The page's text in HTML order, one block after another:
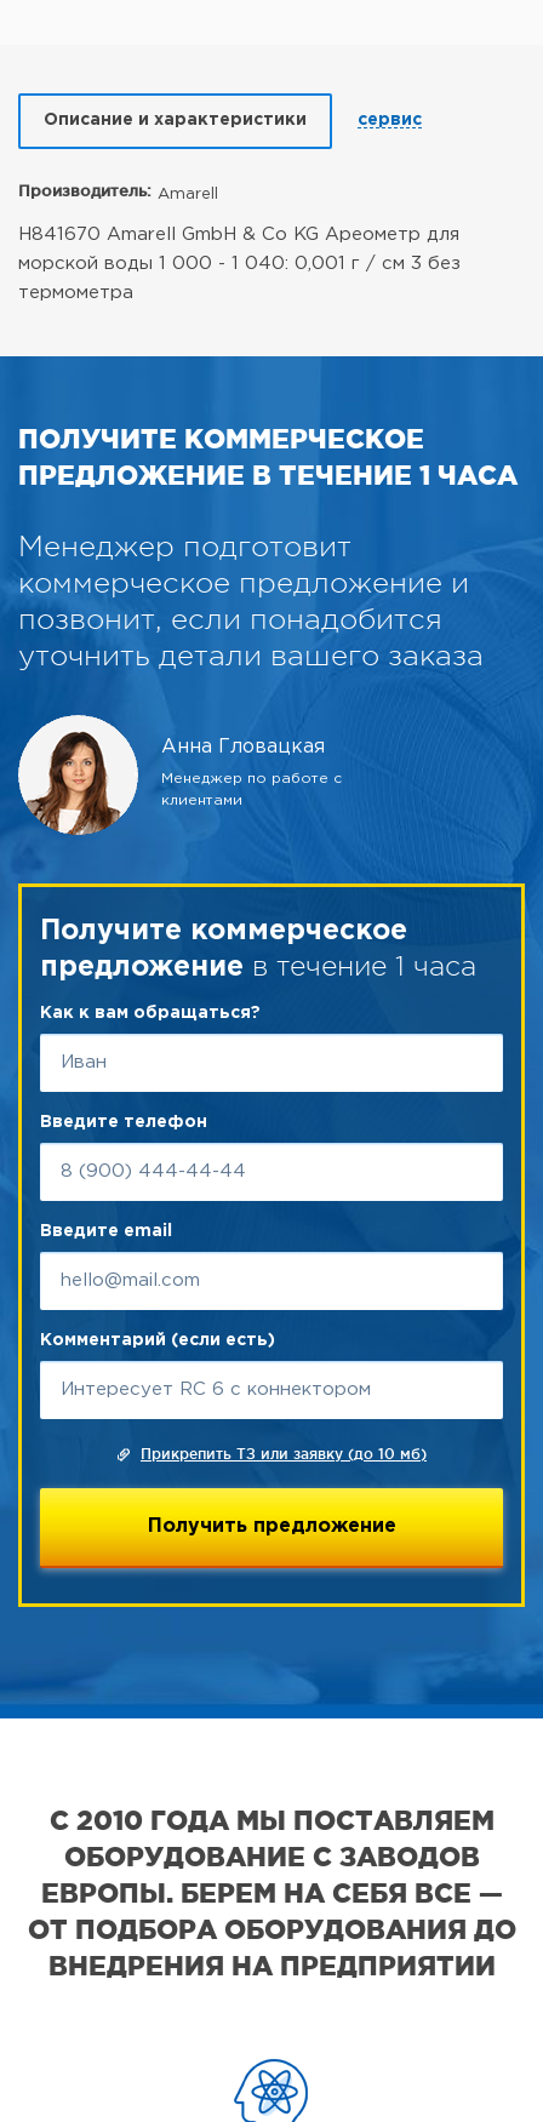
Описание и характеристики сервис
Производитель: Amarell
H841670 Amarell GmbH & Co KG Ареометр для
морской воды 1 000 - 1 040: 0,001 г / см 3 без
термометра
ПОЛУЧИТЕ КОММЕРЧЕСКОЕ
ПРЕДЛОЖЕНИЕ В ТЕЧЕНИЕ 1 ЧАСА
Менеджер подготовит
коммерческое предложение и
позвонит, если понадобится
уточнить детали вашего заказа
Анна Гловацкая
Менеджер по работе с
клиентами
Получите коммерческое
предложение в течение 1 часа
Как к вам обращаться?
Введите телефон
Введите email
Комментарий (если есть)
Прикрепить ТЗ или заявку (до 10 мб)
С 2010 ГОДА МЫ ПОСТАВЛЯЕМ
ОБОРУДОВАНИЕ С ЗАВОДОВ
ЕВРОПЫ. БЕРЕМ НА СЕБЯ ВСЕ —
ОТ ПОДБОРА ОБОРУДОВАНИЯ ДО
ВНЕДРЕНИЯ НА ПРЕДПРИЯТИИ